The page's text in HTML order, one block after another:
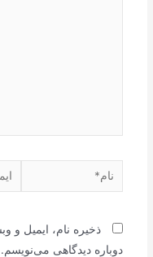
نام*
ذخیره نام، ایمیل و
دوباره دیدگاهی می‌نویسم.